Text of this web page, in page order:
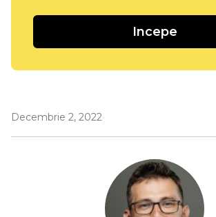
Incepe
Decembrie 2, 2022